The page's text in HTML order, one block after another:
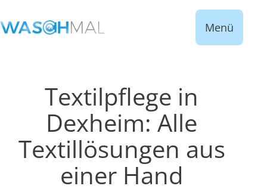
Menü
Textilpflege in
Dexheim: Alle
Textillösungen aus
einer Hand